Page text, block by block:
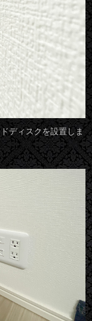
ディスクを設置しま